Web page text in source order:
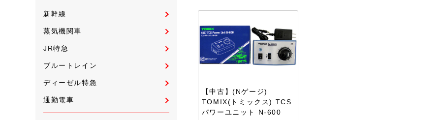
新幹線
蒸気機関車
JR特急
ブルートレイン
ディーゼル特急
通勤電車
【中古】(Nゲージ)
TOMIX(トミックス) TCS
パワーユニット N-600